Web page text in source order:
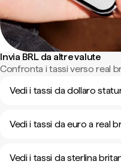
Invia BRL da altre valute
Confronta i tassi verso real
Vedi i tassi da dollaro
Vedi i tassi da euro a real
Vedi i tassi da sterlina